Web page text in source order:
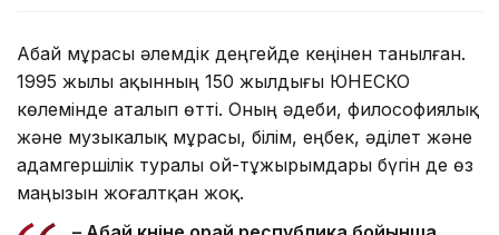
Абай мұрасы әлемдік деңгейде кеңінен танылған.
1995 жылы ақынның 150 жылдығы ЮНЕСКО
көлемінде аталып өтті. Оның әдеби, философиялық
және музыкалық мұрасы, білім, еңбек, әділет және
адамгершілік туралы ой-тұжырымдары бүгін де өз
маңызын жоғалтқан жоқ.